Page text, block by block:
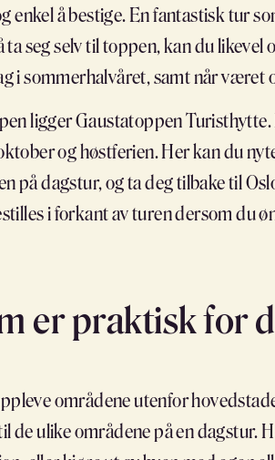
enkel å bestige. En fantastisk tur
ta seg selv til toppen, kan du
i sommerhalvåret, samt når været
ligger Gaustatoppen
og høstferien. Her kan du
på dagstur, og ta deg tilbake til
i forkant av turen dersom du
er praktisk for
områdene utenfor
de ulike områdene på en dagstur.